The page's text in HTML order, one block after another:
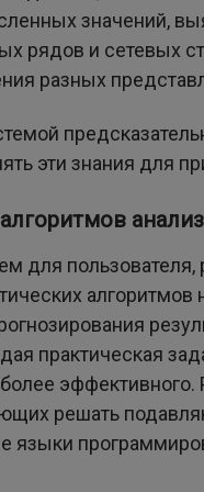
значений,
рядов и сетевых
разных
эти знания для
для пользователя,
практическая
решать
языки